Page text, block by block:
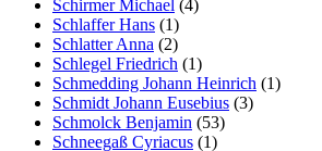
Schirmer Michael (4)
Schlaffer Hans (1)
Schlatter Anna (2)
Schlegel Friedrich (1)
Schmedding Johann Heinrich (1)
Schmidt Johann Eusebius (3)
Schmolck Benjamin (53)
Schneegaß Cyriacus (1)